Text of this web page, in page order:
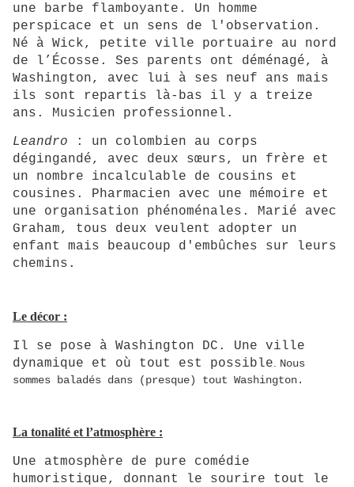
une barbe flamboyante. Un homme
perspicace et un sens de l'observation.
Né à Wick, petite ville portuaire au nord
de l’Écosse. Ses parents ont déménagé, à
Washington, avec lui à ses neuf ans mais
ils sont repartis là-bas il y a treize
ans. Musicien professionnel.
Leandro
: un colombien au corps
dégingandé, avec deux sœurs, un frère et
un nombre incalculable de cousins et
cousines. Pharmacien avec une mémoire et
une organisation phénoménales. Marié avec
Graham, tous deux veulent adopter un
enfant mais beaucoup d'embûches sur leurs
chemins.
Le décor :
Il se pose à Washington DC. Une ville
dynamique et où tout est possible
Nous
sommes baladés dans (presque) tout Washington.
La tonalité et l’atmosphère :
Une atmosphère de pure comédie
humoristique, donnant le sourire tout le